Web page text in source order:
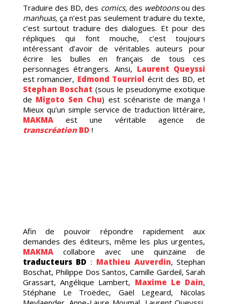
Traduire des BD, des comics, des webtoonsou des
manhuas, ça n’est pas seulement traduire du texte,
c’est surtout traduire des dialogues. Et pour des
répliques qui font mouche, c’est toujours
intéressant d’avoir de véritables auteurs pour
écrire les bulles en français de tous ces
personnages étrangers. Ainsi, Laurent Queyssi
est romancier, Edmond Tourriol écrit des BD, et
Stephan Boschat (sous le pseudonyme exotique
de Migoto Sen Chu) est scénariste de manga !
Mieux qu’un simple service de traduction littéraire,
MAKMAest une véritable agence de
transcréationBD !
Afin de pouvoir répondre rapidement aux
demandes des éditeurs, même les plus urgentes,
MAKMAcollabore avec une quinzaine de
traducteurs BD : Mathieu Auverdin, Stephan
Boschat, Philippe Dos Santos, Camille Gardeil, Sarah
Grassart, Angélique Lambert, Maxime Le Dain,
Stéphane Le Troëdec, Gaël Legeard, Nicolas